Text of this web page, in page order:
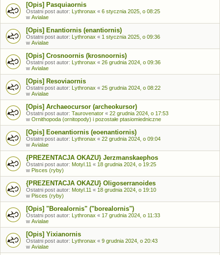
[Opis] Pasquiaornis
Ostatni post autor: Lythronax « 6 stycznia 2025, o 08:25
w Avialae
[Opis] Enantiornis (enantiornis)
Ostatni post autor: Lythronax « 1 stycznia 2025, o 09:36
w Avialae
[Opis] Crosnoornis (krosnoornis)
Ostatni post autor: Lythronax « 26 grudnia 2024, o 09:36
w Avialae
[Opis] Resoviaornis
Ostatni post autor: Lythronax « 25 grudnia 2024, o 08:22
w Avialae
[Opis] Archaeocursor (archeokursor)
Ostatni post autor: Taurovenator « 22 grudnia 2024, o 17:53
w Ornithopoda (ornitopody) i pozostałe ptasiomiedniczne
[Opis] Eoenantiornis (eoenantiornis)
Ostatni post autor: Lythronax « 22 grudnia 2024, o 09:04
w Avialae
{PREZENTACJA OKAZU} Jerzmanskaephos
Ostatni post autor: Motyl.11 « 18 grudnia 2024, o 19:25
w Pisces (ryby)
{PREZENTACJA OKAZU} Oligoserranoides
Ostatni post autor: Motyl.11 « 18 grudnia 2024, o 19:10
w Pisces (ryby)
[Opis] "Borealornis" ("borealornis")
Ostatni post autor: Lythronax « 17 grudnia 2024, o 11:33
w Avialae
[Opis] Yixianornis
Ostatni post autor: Lythronax « 9 grudnia 2024, o 20:43
w Avialae